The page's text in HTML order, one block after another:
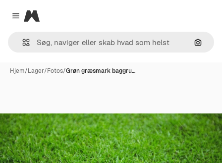
Close menu
Magnific
Søg
Hjem/Lager/Fotos/Grøn græsmark baggru…